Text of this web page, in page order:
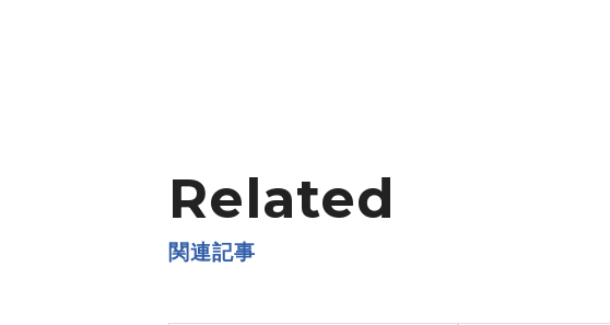
Related
関連記事